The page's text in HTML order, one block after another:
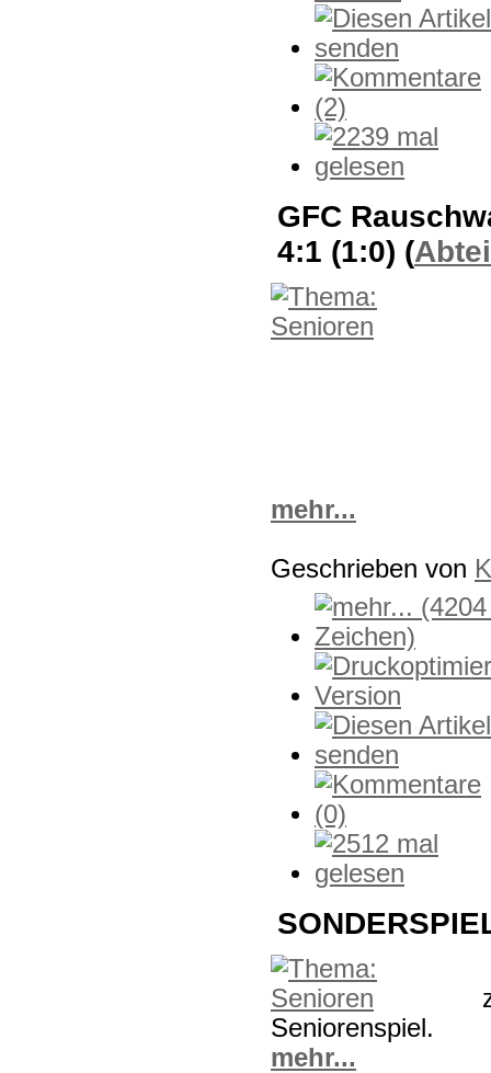
GFC
4:1 (1:0) (
mehr...
Geschrieben von
Seniorenspiel.
mehr...